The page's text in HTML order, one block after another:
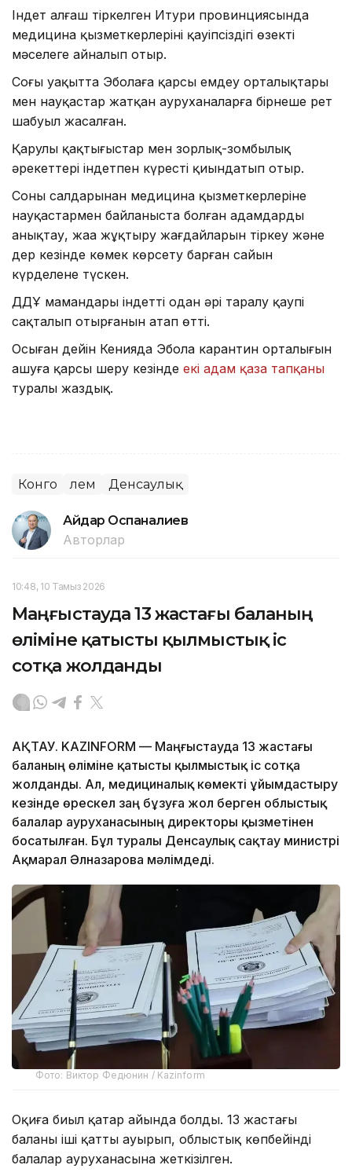
Індет алғаш тіркелген Итури провинциясында
медицина қызметкерлерінің қауіпсіздігі өзекті
мәселеге айналып отыр.
Соңғы уақытта Эболаға қарсы емдеу орталықтары
мен науқастар жатқан ауруханаларға бірнеше рет
шабуыл жасалған.
Қарулы қақтығыстар мен зорлық-зомбылық
әрекеттері індетпен күресті қиындатып отыр.
Соның салдарынан медицина қызметкерлеріне
науқастармен байланыста болған адамдарды
анықтау, жаңа жұқтыру жағдайларын тіркеу және
дер кезінде көмек көрсету барған сайын
күрделене түскен.
ДДҰ мамандары індеттің одан әрі таралу қаупі
сақталып отырғанын атап өтті.
Осыған дейін Кенияда Эбола карантин орталығын
ашуға қарсы шеру кезінде екі адам қаза тапқаны
туралы жаздық.
Конго Әлем Денсаулық
Айдар Оспаналиев
Авторлар
10:48, 10 Тамыз 2026
Маңғыстауда 13 жастағы баланың
өліміне қатысты қылмыстық іс
сотқа жолданды
АҚТАУ. KAZINFORM — Маңғыстауда 13 жастағы
баланың өліміне қатысты қылмыстық іс сотқа
жолданды. Ал, медициналық көмекті ұйымдастыру
кезінде өрескел заң бұзуға жол берген облыстық
балалар ауруханасының директоры қызметінен
босатылған. Бұл туралы Денсаулық сақтау министрі
Ақмарал Әлназарова мәлімдеді.
Фото: Виктор Федюнин / Kazinform
Оқиға биыл қаңтар айында болды. 13 жастағы
баланың іші қатты ауырып, облыстық көпбейінді
балалар ауруханасына жеткізілген.